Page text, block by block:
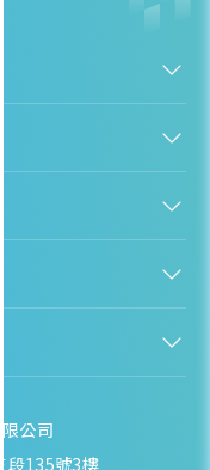
公司
段135號3樓